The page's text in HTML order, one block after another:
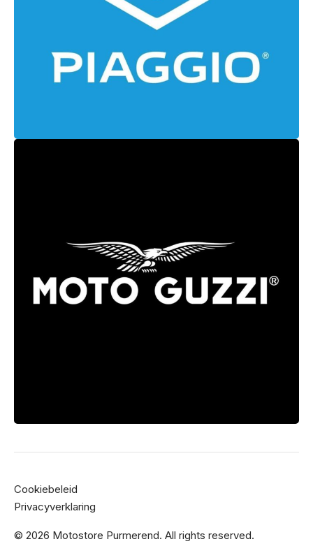
Cookiebeleid
Privacyverklaring
© 2026 Motostore Purmerend. All rights reserved.